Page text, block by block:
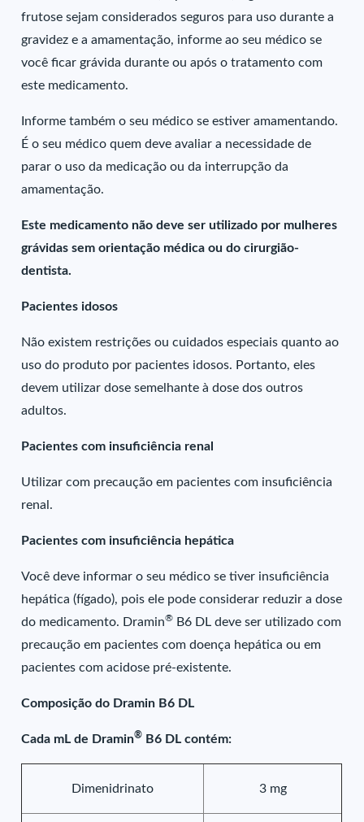
frutose sejam considerados seguros para uso durante a
gravidez e a amamentação, informe ao seu médico se
você ficar grávida durante ou após o tratamento com
este medicamento.
Informe também o seu médico se estiver amamentando.
É o seu médico quem deve avaliar a necessidade de
parar o uso da medicação ou da interrupção da
amamentação.
Este medicamento não deve ser utilizado por mulheres
grávidas sem orientação médica ou do cirurgião-
dentista.
Pacientes idosos
Não existem restrições ou cuidados especiais quanto ao
uso do produto por pacientes idosos. Portanto, eles
devem utilizar dose semelhante à dose dos outros
adultos.
Pacientes com insuficiência renal
Utilizar com precaução em pacientes com insuficiência
renal.
Pacientes com insuficiência hepática
Você deve informar o seu médico se tiver insuficiência
hepática (fígado), pois ele pode considerar reduzir a dose
do medicamento. Dramin® B6 DL deve ser utilizado com
precaução em pacientes com doença hepática ou em
pacientes com acidose pré-existente.
Composição do Dramin B6 DL
Cada mL de Dramin® B6 DL contém:
Dimenidrinato 3 mg